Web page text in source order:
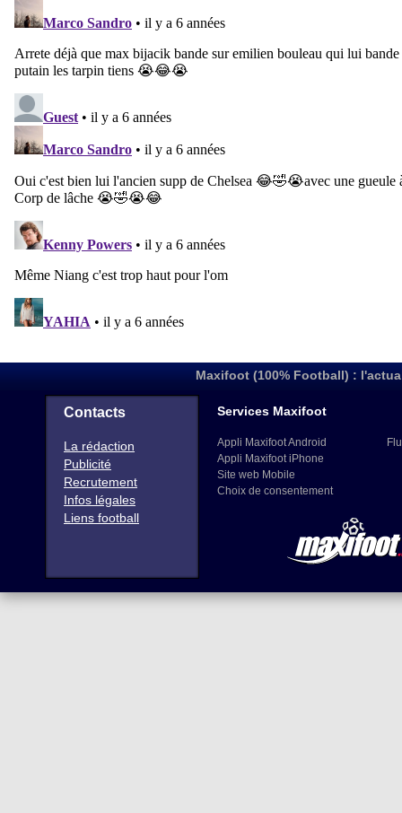
Maxifoot (100% Football) :
Contacts
La rédaction
Publicité
Recrutement
Infos légales
Liens football
Services Maxifoot
Appli Maxifoot Android
Appli Maxifoot iPhone
Site web Mobile
Choix de consentement